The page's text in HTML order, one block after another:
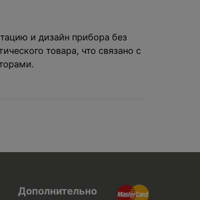
и дизайн прибора без
товара, что связано с
Дополнительно